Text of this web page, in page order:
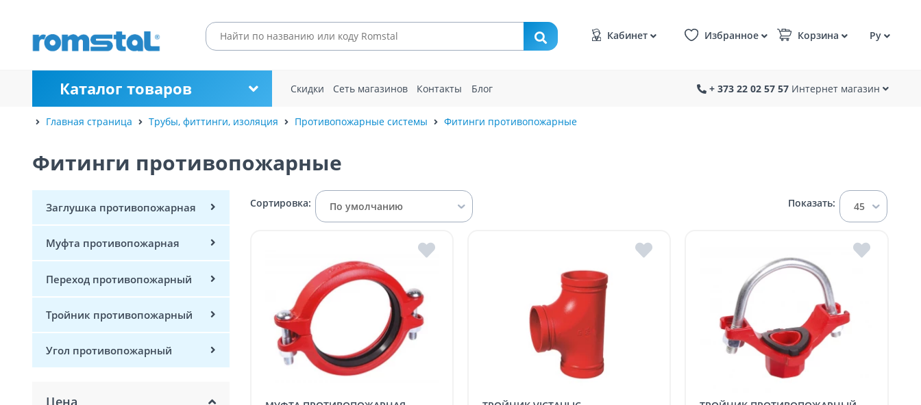
Кабинет Избранное Корзина Ру
Каталог товаров Скидки Сеть магазинов Контакты Блог + 373 22 02 57 57 Интернет магазин
Главная страница Трубы, фиттинги, изоляция Противопожарные системы Фитинги противопожарные
Фитинги противопожарные
Заглушка противопожарная
Муфта противопожарная
Переход противопожарный
Тройник противопожарный
Угол противопожарный
Цена
Сортировка: По умолчанию Показать: 45